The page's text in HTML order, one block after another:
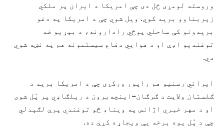
وروسته لومړی ځل دی چې امریکا د ایران پر ملکي
زېربناوو برید کوي. ویل شوي چې د امریکا په دغو
بریدونو کې ساحلي پوځي رادارونه، د بېړیو ضد
توغندیو اډې او د هوايي دفاع سیستمونه هم په نښه شوي
دي.
ایراني رسنیو هم راپور ورکړی چې د امریکا برید د
ګلستان ولایت د ګرګان–اینچه‌برون د رېلګاډي پر پُل شوی
او د مهر خبري اژانس په وینا، څو توغندي پرې لګېدلي
چې د پُل یوه برخه یې ویجاړه کړې ده.